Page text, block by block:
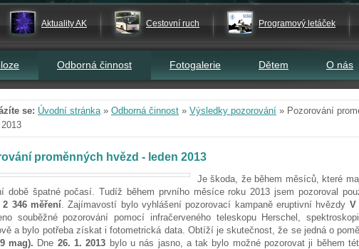
Aktuality AK Cestovní ruch Programový letáček
Odborná činnost Fotogalerie Dětem O nás
se: Úvodní stránka» Odborná činnost » Výsledky pozorování » Pozorování
2013
proměnných hvězd - leden 2013
Je škoda, že během měsíců, které
době špatné počasí. Tudíž během prvního měsíce roku 2013 jsem pozoroval
2 346 měření. Zajímavostí bylo vyhlášení pozorovací kampaně eruptivní hvězdy V
souběžné pozorování pomocí infračerveného teleskopu Herschel,
a bylo potřeba získat i fotometrická data. Obtíží je skutečnost, že se jedná o
mag). Dne 26. 1. 2013 bylo u nás jasno, a tak bylo možné pozorovat ji během